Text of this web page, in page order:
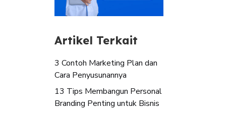
Artikel Terkait
3 Contoh Marketing Plan dan
Cara Penyusunannya
13 Tips Membangun Personal
Branding Penting untuk Bisnis